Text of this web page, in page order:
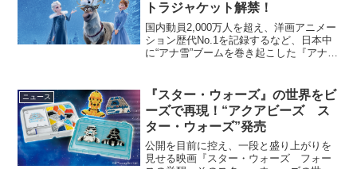
トラジャケット解禁！
国内動員2,000万人を超え、洋画アニメー
ション歴代No.1を記録するなど、日本中
に“アナ雪”ブームを巻き起こした『アナと
ー・ミー』と同時上映される22分の最新
作で...
ニュース
『スター・ウォーズ』の世界をビ
ーズで再現！“アクアビーズ ス
ター・ウォーズ”発売
公開を目前に控え、一段と盛り上がりを
見せる映画『スター・ウォーズ フォー